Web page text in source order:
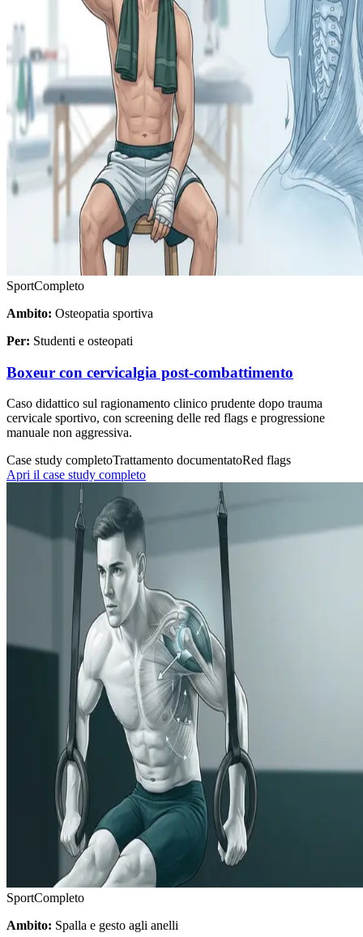
SportCompleto
Ambito: Osteopatia sportiva
Per: Studenti e osteopati
Boxeur con cervicalgia post-combattimento
Caso didattico sul ragionamento clinico prudente dopo trauma
cervicale sportivo, con screening delle red flags e progressione
manuale non aggressiva.
Case study completoTrattamento documentatoRed flags
Apri il case study completo
SportCompleto
Ambito: Spalla e gesto agli anelli